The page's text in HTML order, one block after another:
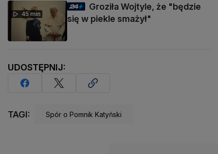
45 min
Groziła Wojtyle, że "będzie
się w piekle smażył"
UDOSTĘPNIJ:
TAGI: Spór o Pomnik Katyński